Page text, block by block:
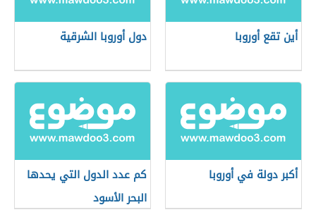
أين تقع أوروبا دول أوروبا الشرقية
أكبر دولة في أوروبا
كم عدد الدول التي يحدها
البحر الأسود